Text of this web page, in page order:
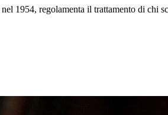
1954, regolamenta il trattamento di chi